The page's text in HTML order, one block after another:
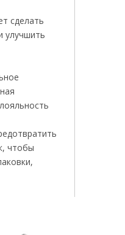
сделать
улучшить
чтобы